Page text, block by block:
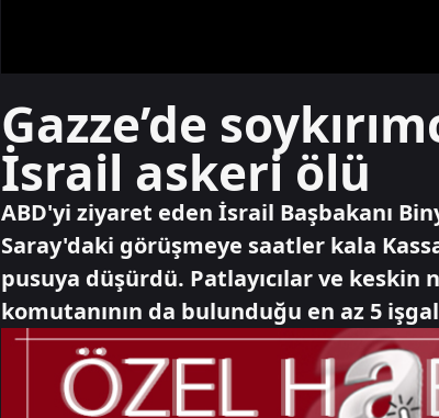
Gazze’de
İsrail askeri ölü
ABD'yi ziyaret eden İsrail Başbakanı
Saray'daki görüşmeye saatler kala
pusuya düşürdü. Patlayıcılar ve keskin
komutanının da bulunduğu en az 5